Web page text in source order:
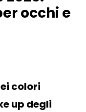
occhi e
colori
up degli